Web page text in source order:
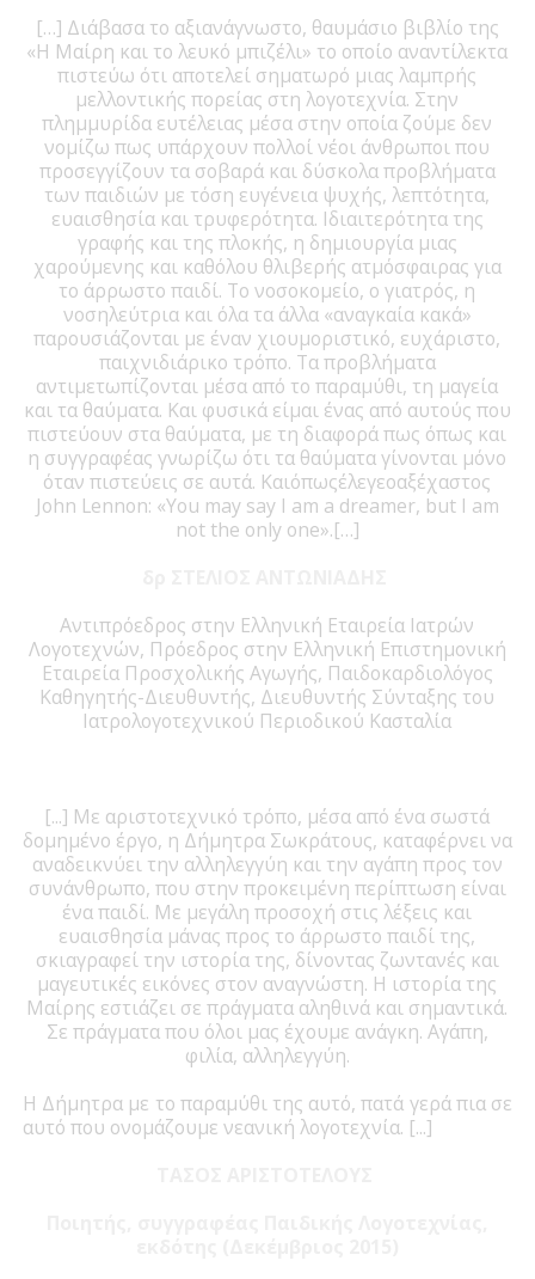
[…] Διάβασα το αξιανάγνωστο, θαυμάσιο βιβλίο της
«Η Μαίρη και το λευκό μπιζέλι» το οποίο αναντίλεκτα
πιστεύω ότι αποτελεί σηματωρό μιας λαμπρής
μελλοντικής πορείας στη λογοτεχνία. Στην
πλημμυρίδα ευτέλειας μέσα στην οποία ζούμε δεν
νομίζω πως υπάρχουν πολλοί νέοι άνθρωποι που
προσεγγίζουν τα σοβαρά και δύσκολα προβλήματα
των παιδιών με τόση ευγένεια ψυχής, λεπτότητα,
ευαισθησία και τρυφερότητα. Ιδιαιτερότητα της
γραφής και της πλοκής, η δημιουργία μιας
χαρούμενης και καθόλου θλιβερής ατμόσφαιρας για
το άρρωστο παιδί. Το νοσοκομείο, ο γιατρός, η
νοσηλεύτρια και όλα τα άλλα «αναγκαία κακά»
παρουσιάζονται με έναν χιουμοριστικό, ευχάριστο,
παιχνιδιάρικο τρόπο. Τα προβλήματα
αντιμετωπίζονται μέσα από το παραμύθι, τη μαγεία
και τα θαύματα. Και φυσικά είμαι ένας από αυτούς που
πιστεύουν στα θαύματα, με τη διαφορά πως όπως και
η συγγραφέας γνωρίζω ότι τα θαύματα γίνονται μόνο
όταν πιστεύεις σε αυτά. Καιόπωςέλεγεοαξέχαστος
John Lennon: «You may say I am a dreamer, but I am
not the only one».[…]
Αντιπρόεδρος στην Ελληνική Εταιρεία Ιατρών
Λογοτεχνών, Πρόεδρος στην Ελληνική Επιστημονική
Εταιρεία Προσχολικής Αγωγής, Παιδοκαρδιολόγος
Καθηγητής-Διευθυντής, Διευθυντής Σύνταξης του
Ιατρολογοτεχνικού Περιοδικού Κασταλία
[...] Με αριστοτεχνικό τρόπο, μέσα από ένα σωστά
δομημένο έργο, η Δήμητρα Σωκράτους, καταφέρνει να
αναδεικνύει την αλληλεγγύη και την αγάπη προς τον
συνάνθρωπο, που στην προκειμένη περίπτωση είναι
ένα παιδί. Με μεγάλη προσοχή στις λέξεις και
ευαισθησία μάνας προς το άρρωστο παιδί της,
σκιαγραφεί την ιστορία της, δίνοντας ζωντανές και
μαγευτικές εικόνες στον αναγνώστη. Η ιστορία της
Μαίρης εστιάζει σε πράγματα αληθινά και σημαντικά.
Σε πράγματα που όλοι μας έχουμε ανάγκη. Αγάπη,
φιλία, αλληλεγγύη.
Η Δήμητρα με το παραμύθι της αυτό, πατά γερά πια σε
αυτό που ονομάζουμε νεανική λογοτεχνία. [...]